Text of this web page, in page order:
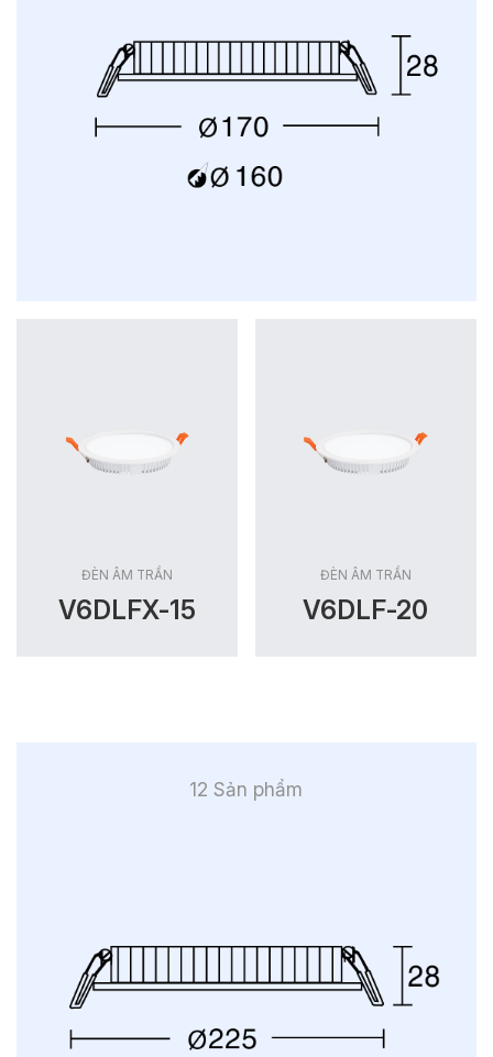
ĐÈN ÂM TRẦN
V6DLFX-15
ĐÈN ÂM TRẦN
V6DLF-20
12 Sản phẩm